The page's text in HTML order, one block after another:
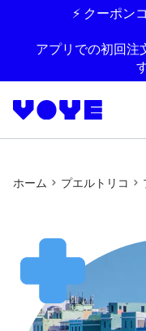
⚡ クーポン
アプリでの初回注
ホーム プエルトリコ